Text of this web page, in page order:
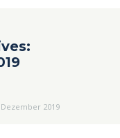
2019